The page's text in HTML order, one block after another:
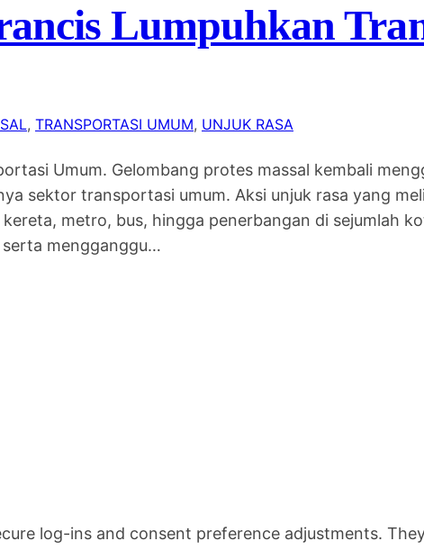
Lumpuhkan
, TRANSPORTASI UMUM, UNJUK RASA
Umum. Gelombang protes massal kembali
sektor transportasi umum. Aksi unjuk rasa yang
metro, bus, hingga penerbangan di sejumlah
mengganggu…
log-ins and consent preference adjustments.